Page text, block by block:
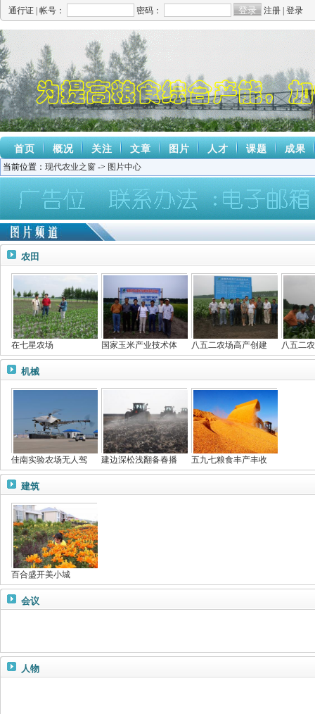
通行证 | 帐号： 密码： 注册 登录
首页 概况 关注 文章 图片 人才 课题 成果
当前位置： 现代农业之窗 -> 图片中心
农田
在七星农场 国家玉米产业技术体 八五二农场高产创建 八五二
机械
佳南实验农场无人驾 建边深松浅翻备春播 五九七粮食丰产丰收
建筑
百合盛开美小城
会议
人物